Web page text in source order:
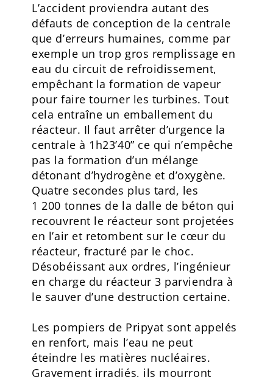
L’accident proviendra autant des
défauts de conception de la centrale
que d’erreurs humaines, comme par
exemple un trop gros remplissage en
eau du circuit de refroidissement,
empêchant la formation de vapeur
pour faire tourner les turbines. Tout
cela entraîne un emballement du
réacteur. Il faut arrêter d’urgence la
centrale à 1h23’40” ce qui n’empêche
pas la formation d’un mélange
détonant d’hydrogène et d’oxygène.
Quatre secondes plus tard, les
1 200 tonnes de la dalle de béton qui
recouvrent le réacteur sont projetées
en l’air et retombent sur le cœur du
réacteur, fracturé par le choc.
Désobéissant aux ordres, l’ingénieur
en charge du réacteur 3 parviendra à
le sauver d’une destruction certaine.
Les pompiers de Pripyat sont appelés
en renfort, mais l’eau ne peut
éteindre les matières nucléaires.
Gravement irradiés, ils mourront